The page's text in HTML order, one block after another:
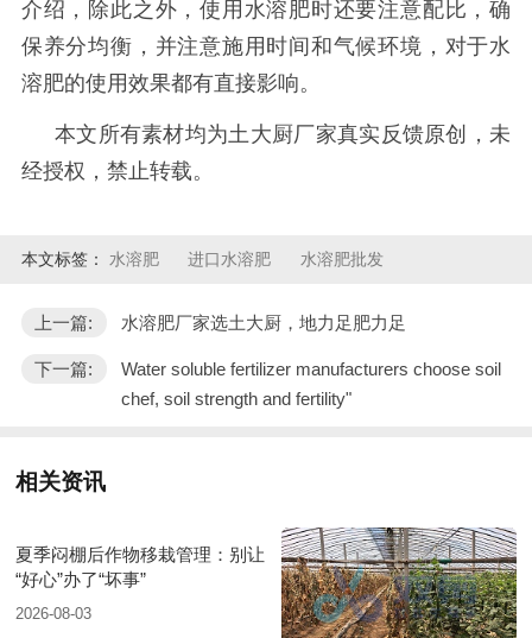
介绍，除此之外，使用水溶肥时还要注意配比，确
保养分均衡，并注意施用时间和气候环境，对于水
溶肥的使用效果都有直接影响。
本文所有素材均为土大厨厂家真实反馈原创，未
经授权，禁止转载。
本文标签： 水溶肥 进口水溶肥 水溶肥批发
上一篇: 水溶肥厂家选土大厨，地力足肥力足
下一篇:
Water soluble fertilizer manufacturers choose soil
chef, soil strength and fertility"
相关资讯
夏季闷棚后作物移栽管理：别让
“好心”办了“坏事”
2026-08-03